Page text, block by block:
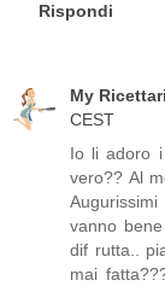
Rispondi
My
CEST
Io li adoro i
vero?? Al
vanno
dif rutta..
mai